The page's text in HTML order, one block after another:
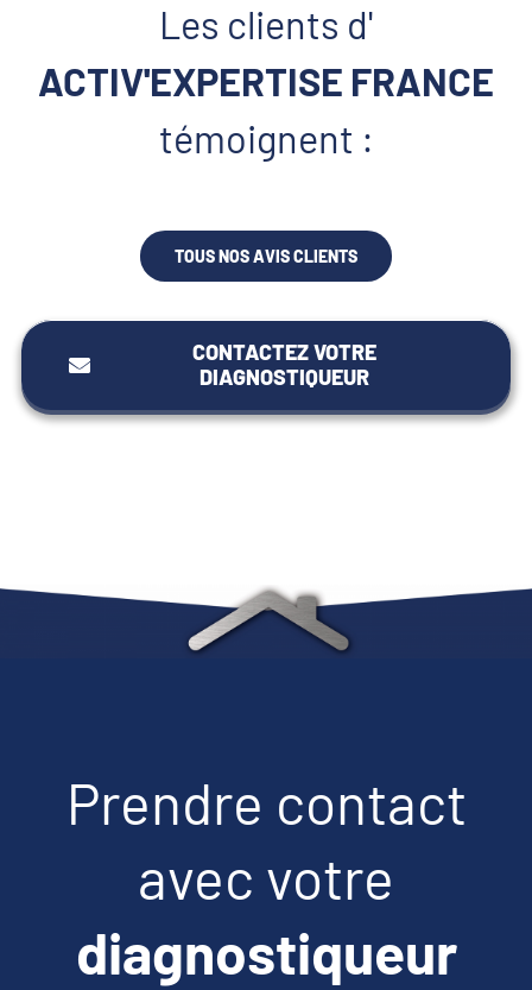
Les clients d'
ACTIV'EXPERTISE FRANCE
témoignent :
TOUS NOS AVIS CLIENTS
CONTACTEZ VOTRE
DIAGNOSTIQUEUR
Prendre contact
avec votre
diagnostiqueur